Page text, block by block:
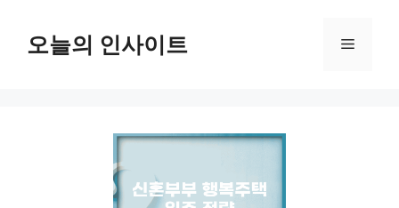
오늘의 인사이트 메